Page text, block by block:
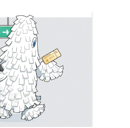
México (Español)
Brasil (Português)
Deutschland (Deutsch)
Italia (Italiano)
Nederlands (English)
Sweden (English)
Denmark (English)
Australia (English)
India (English)
日本（日本語)
Singapore (English)